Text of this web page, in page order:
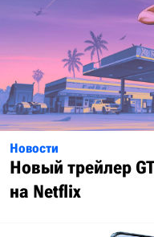
Новости
Новый трейлер
на Netflix